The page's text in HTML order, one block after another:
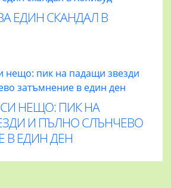
ЕДИН СКАНДАЛ В
НЕЩО: ПИК НА
И ПЪЛНО СЛЪНЧЕВО
В ЕДИН ДЕН